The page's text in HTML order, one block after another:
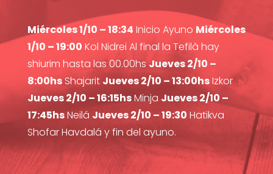
Miércoles 1/10 – 18:34 Inicio Ayuno Miércoles
1/10 – 19:00 Kol Nidrei Al final la Tefilà hay
shiurim hasta las 00.00hsJueves 2/10 –
8:00hsShajarit Jueves 2/10 – 13:00hsIzkor
Jueves 2/10 – 16:15hsMinja Jueves 2/10 –
17:45hsNeilá Jueves 2/10 – 19:30 Hatikva
Shofar Havdalá y fin del ayuno.